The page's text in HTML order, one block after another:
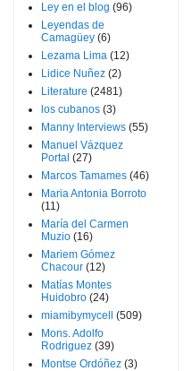
Ley en el blog (96)
Leyendas de
Camagüey (6)
Lezama Lima (12)
Lidice Nuñez (2)
Literature (2481)
los cubanos (3)
Manny Interviews (55)
Manuel Vázquez
Portal (27)
Marcos Tamames (46)
Maria Antonia Borroto
(11)
María del Carmen
Muzio (16)
Mariem Gómez
Chacour (12)
Matías Montes
Huidobro (24)
miamibymycell
(509)
Mons. Adolfo
Rodriguez (39)
Montse Ordóñez (3)